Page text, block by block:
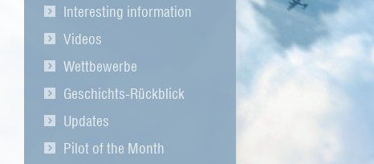
Interesting information
Videos
Wettbewerbe
Geschichts-Rückblick
Updates
Pilot of the Month